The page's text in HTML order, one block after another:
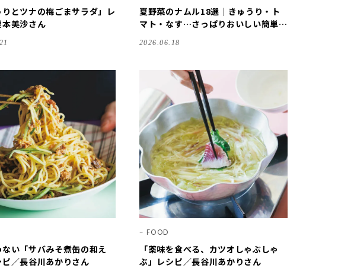
りとツナの梅ごまサラダ」レ
美沙さん
夏野菜のナムル18選｜きゅうり・ト
マト・なす…さっぱりおいしい簡単レ
2026.06.18
い「サバみそ煮缶の和え
／長谷川あかりさん
FOOD
「薬味を食べる、カツオしゃぶしゃ
ぶ」レシピ／長谷川あかりさん